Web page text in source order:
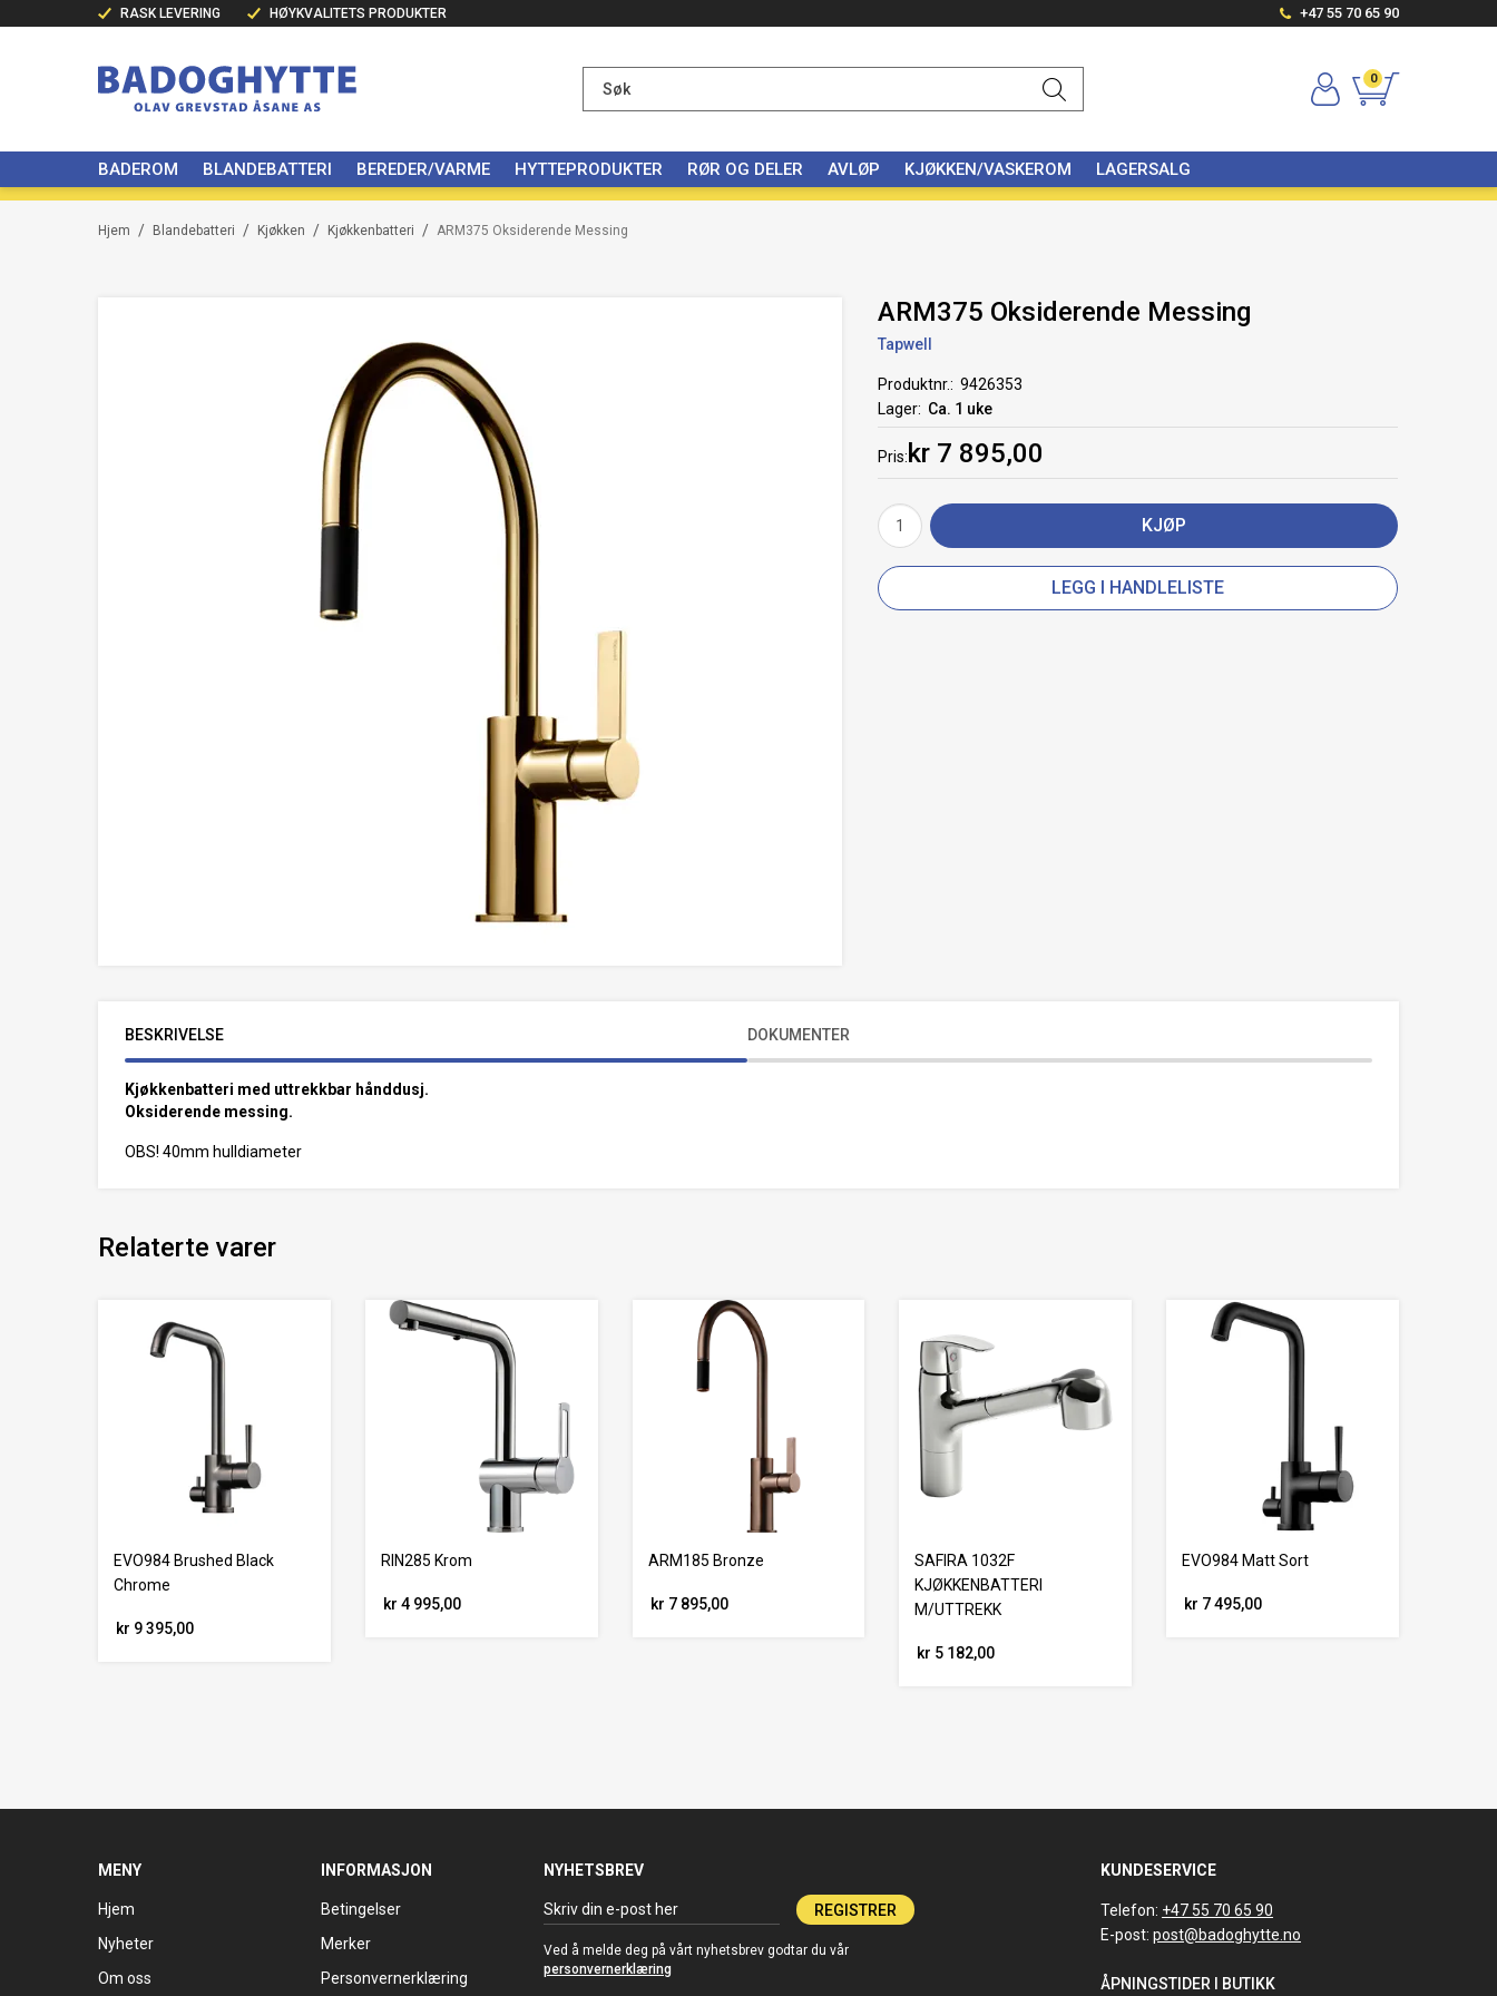
RASK LEVERING HØYKVALITETS PRODUKTER +47 55 70 65 90
0
BADEROM BLANDEBATTERI BEREDER/VARME HYTTEPRODUKTER RØR OG DELER AVLØP KJØKKEN/VASKEROM LAGERSALG
/
Hjem /
Blandebatteri /
Kjøkken /
Kjøkkenbatteri ARM375 Oksiderende Messing
ARM375 Oksiderende Messing
Tapwell
Produktnr.
9426353
Lager
Ca. 1 uke
Pris kr 7 895,00
KJØP
LEGG I HANDLELISTE
BESKRIVELSE DOKUMENTER
Kjøkkenbatteri med uttrekkbar hånddusj.
Oksiderende messing.
OBS! 40mm hulldiameter
Relaterte varer
EVO984 Brushed Black
Chrome
kr 9 395,00
RIN285 Krom
kr 4 995,00
ARM185 Bronze
kr 7 895,00
SAFIRA 1032F
KJØKKENBATTERI
M/UTTREKK
kr 5 182,00
EVO984 Matt Sort
kr 7 495,00
MENY
Hjem
Nyheter
Om oss
INFORMASJON
Betingelser
Merker
Personvernerklæring
NYHETSBREV
REGISTRER
Ved å melde deg på vårt nyhetsbrev godtar du vår
personvernerklæring
KUNDESERVICE
Telefon: +47 55 70 65 90
E-post: post@badoghytte.no
ÅPNINGSTIDER I BUTIKK